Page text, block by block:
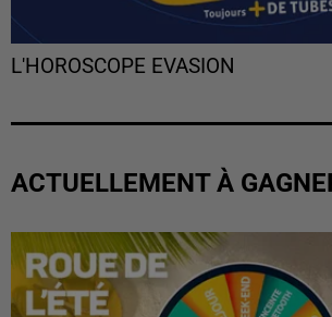
L'HOROSCOPE EVASION
ACTUELLEMENT À